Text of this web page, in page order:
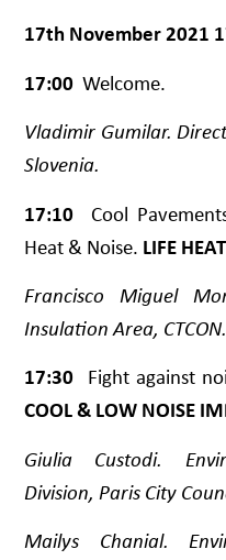
17th November 2021
17:00 Welcome.
Vladimir Gumilar.
Slovenia.
17:10 Cool
Heat & Noise. LIFE
Francisco Miguel
Insulation Area, CTCON.
17:30 Fight against
COOL & LOW NOISE
Giulia Custodi.
Division, Paris City
Mailys Chanial.